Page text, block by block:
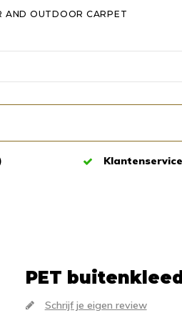
AND OUTDOOR CARPET
Klantenservice
PET
Schrijf je eigen review